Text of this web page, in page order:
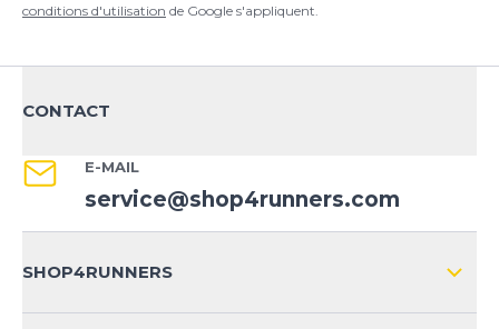
conditions d'utilisation de Google s'appliquent.
CONTACT
E-MAIL
service@shop4runners.com
SHOP4RUNNERS